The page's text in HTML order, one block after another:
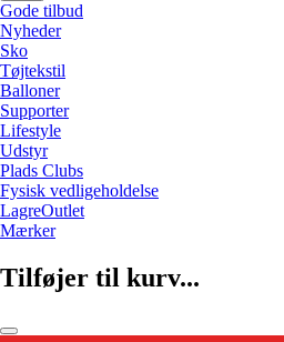
Gode tilbud
Nyheder
Sko
Tøjtekstil
Balloner
Supporter
Lifestyle
Udstyr
Plads Clubs
Fysisk vedligeholdelse
LagreOutlet
Mærker
Tilføjer til kurv...